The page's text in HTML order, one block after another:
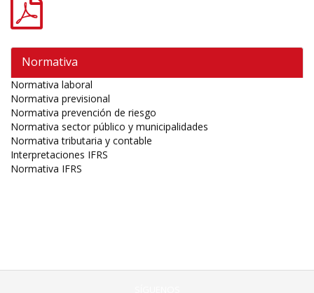
Normativa
Normativa laboral
Normativa previsional
Normativa prevención de riesgo
Normativa sector público y municipalidades
Normativa tributaria y contable
Interpretaciones IFRS
Normativa IFRS